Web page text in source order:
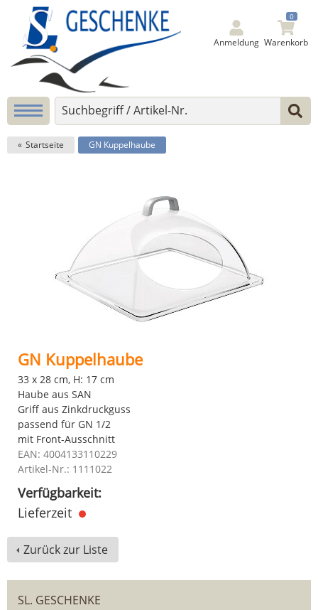
Anmeldung
0
Warenkorb
Startseite GN Kuppelhaube
GN Kuppelhaube
33 x 28 cm, H: 17 cm
Haube aus SAN
Griff aus Zinkdruckguss
passend für GN 1/2
mit Front-Ausschnitt
EAN: 4004133110229
Artikel-Nr.: 1111022
Verfügbarkeit:
Lieferzeit
Zurück zur Liste
SL. GESCHENKE